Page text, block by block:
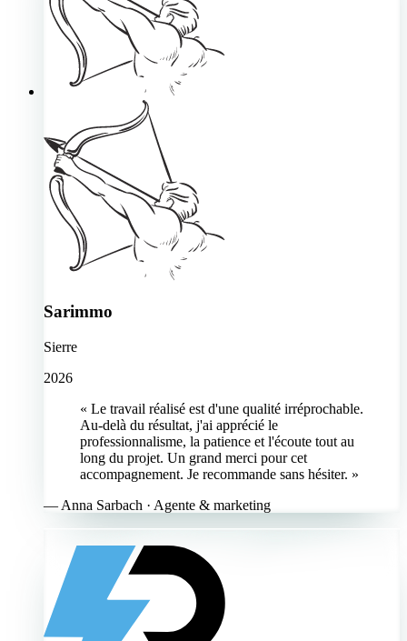
Sarimmo
Sierre
2026
« Le travail réalisé est d'une qualité irréprochable.
Au-delà du résultat, j'ai apprécié le
professionnalisme, la patience et l'écoute tout au
long du projet. Un grand merci pour cet
accompagnement. Je recommande sans hésiter. »
— Anna Sarbach · Agente & marketing